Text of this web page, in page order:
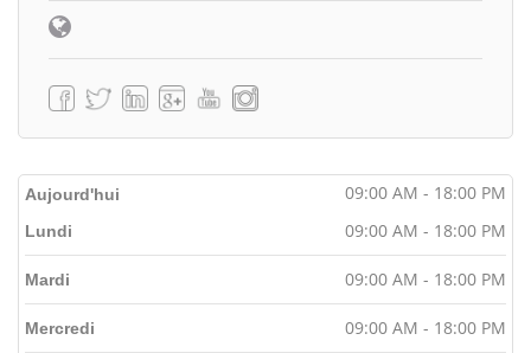
Aujourd'hui 09:00 AM - 18:00 PM
Lundi 09:00 AM - 18:00 PM
Mardi 09:00 AM - 18:00 PM
Mercredi 09:00 AM - 18:00 PM